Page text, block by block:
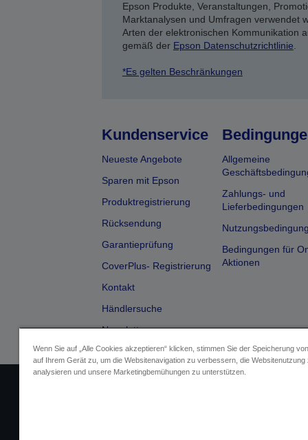
Epson Produkte, Veranstaltungen,
Marktanalysen und Umfragen verwendet
Arten der elektronischen Kommunikation
gemäß der Epson Datenschutzrichtlinie
*Es gelten Beschränkungen
Kundenservice
Neueste Angebote
Sparen mit Epson
Produktregistrierung
Rücksendung
Garantieprüfung
CoverPlus- Registrierung
Kontakt
Händlersuche
Newsletter
Allgemeine
Zahlungs- und
Lieferbedingungen
Bedingungen für
Aktionen
Wenn Sie auf „Alle Cookies akzeptieren“ klicken, stimmen Sie der Speicherung
auf Ihrem Gerät zu, um die Websitenavigation zu verbessern, die Websitenutzung
analysieren und unsere Marketingbemühungen zu unterstützen.